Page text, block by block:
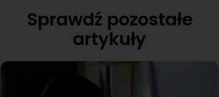
Sprawdź pozostałe
artykuły